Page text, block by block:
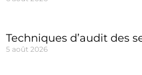
Techniques d’audit des
5 août 2026